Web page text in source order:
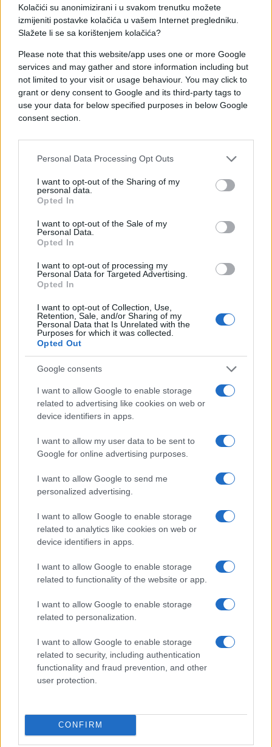
Kolačići su anonimizirani i u svakom trenutku možete
izmijeniti postavke kolačića u vašem Internet pregledniku.
Slažete li se sa korištenjem kolačića?
Please note that this website/app uses one or more Google
services and may gather and store information including but
not limited to your visit or usage behaviour. You may click to
grant or deny consent to Google and its third-party tags to
use your data for below specified purposes in below Google
consent section.
Personal Data Processing Opt Outs
I want to opt-out of the Sharing of my
personal data.
Opted In
I want to opt-out of the Sale of my
Personal Data.
Opted In
I want to opt-out of processing my
Personal Data for Targeted Advertising.
Opted In
I want to opt-out of Collection, Use,
Retention, Sale, and/or Sharing of my
Personal Data that Is Unrelated with the
Purposes for which it was collected.
Opted Out
Google consents
I want to allow Google to enable storage
related to advertising like cookies on web or
device identifiers in apps.
I want to allow my user data to be sent to
Google for online advertising purposes.
I want to allow Google to send me
personalized advertising.
I want to allow Google to enable storage
related to analytics like cookies on web or
device identifiers in apps.
I want to allow Google to enable storage
related to functionality of the website or app.
I want to allow Google to enable storage
related to personalization.
I want to allow Google to enable storage
related to security, including authentication
functionality and fraud prevention, and other
user protection.
CONFIRM
Oko 5.15 sati autoput na tom dijelu ponovo je
otvoren za saobraćaj.
Ovo je četvrta saobraćajna nesreća sa smrtnim
ishodom ove godine na području PU Maribor.
#Slovenija #saobraćajna nesreća